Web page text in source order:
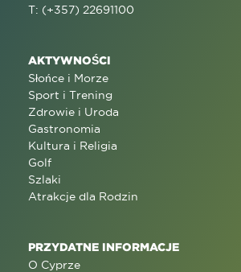
T: (+357) 22691100
AKTYWNOŚCI
Słońce i Morze
Sport i Trening
Zdrowie i Uroda
Gastronomia
Kultura i Religia
Golf
Szlaki
Atrakcje dla Rodzin
PRZYDATNE INFORMACJE
O Cyprze